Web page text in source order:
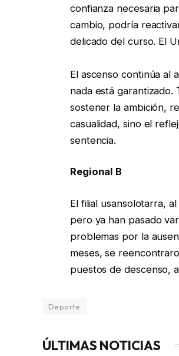
confianza necesaria
cambio, podría
delicado del curso. El
El ascenso continúa al
nada está
sostener la ambición,
casualidad, sino el
sentencia.
Regional B
El filial usansolotarra,
pero ya han pasado
problemas por la
meses, se
puestos de descenso,
Deporte
ÚLTIMAS NOTICIAS